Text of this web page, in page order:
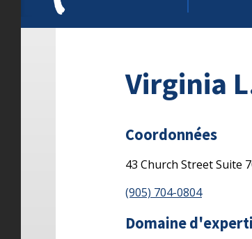
Virginia
Coordonnées
43 Church StreetSuite
(905) 704-0804
Domaine